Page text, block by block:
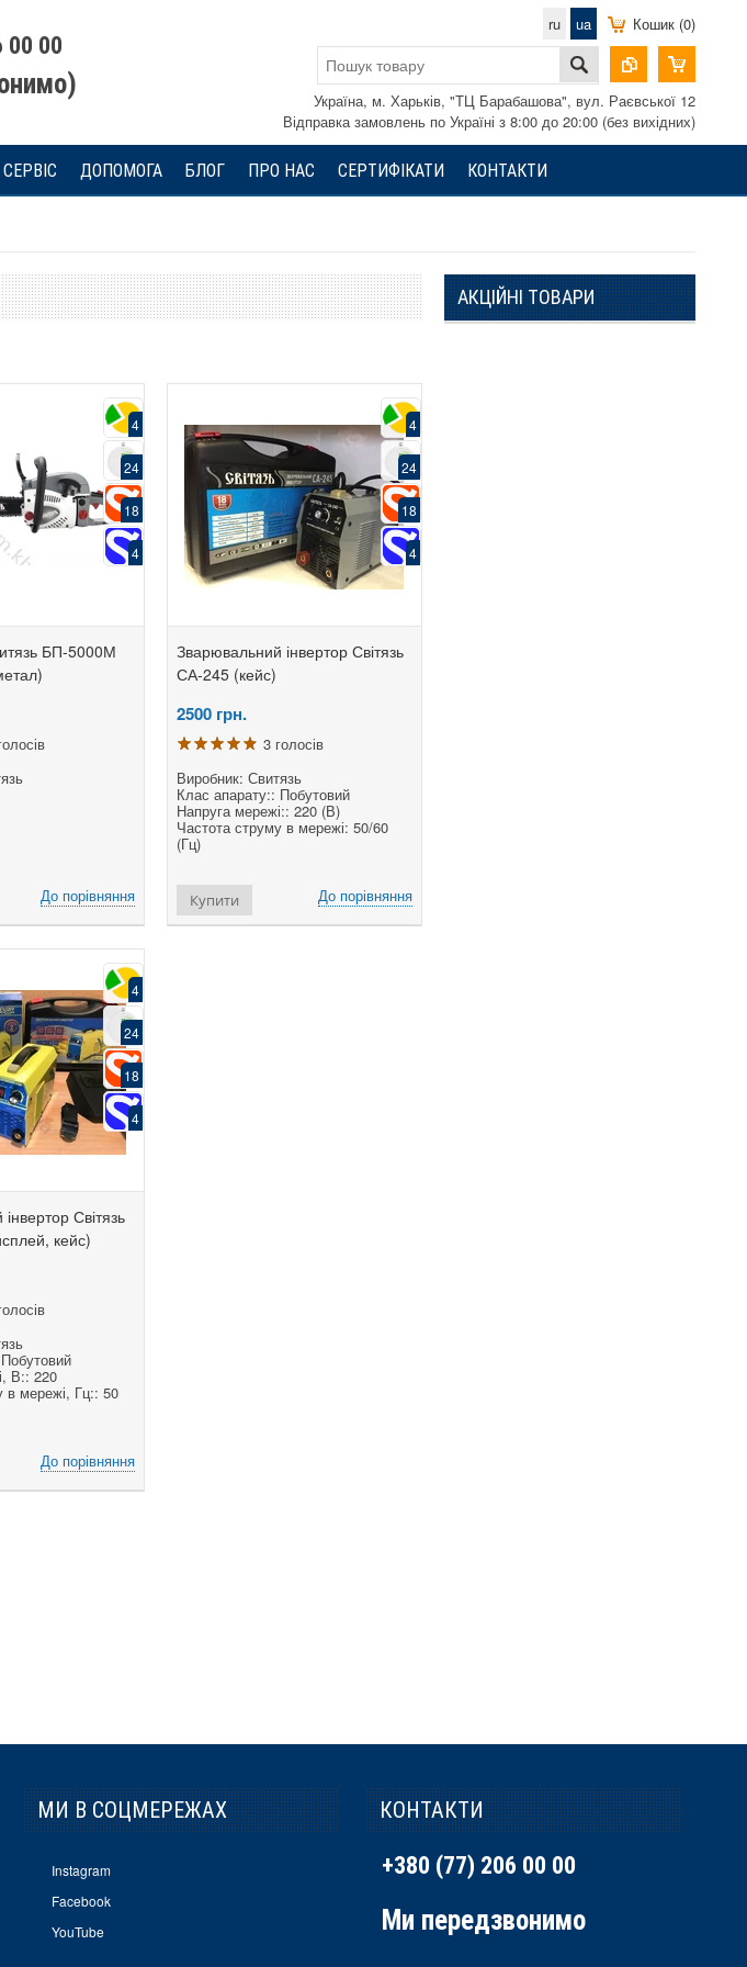
00 00
Кошик (0)
ru ua
Україна, м. Харьків, "ТЦ Барабашова", вул. Раєвської 12
Відправка замовлень по Україні з 8:00 до 20:00 (без вихідних)
ДОПОМОГА БЛОГ ПРО НАС СЕРТИФІКАТИ КОНТАКТИ
4
24
18
4
БП-5000М
До порівняння
4
24
18
4
Зварювальний інвертор Світязь
СА-245 (кейс)
2500 грн.
3 голосів
Виробник: Свитязь
Клас апарату:: Побутовий
Напруга мережі:: 220 (В)
Частота струму в мережі: 50/60
(Гц)
До порівняння
Купити
4
24
18
4
Світязь
кейс)
В:: 220
в мережі, Гц:: 50
До порівняння
АКЦІЙНІ ТОВАРИ
МИ В СОЦМЕРЕЖАХ
Instagram
Facebook
YouTube
КОНТАКТИ
+380 (77) 206 00 00
Ми передзвонимо